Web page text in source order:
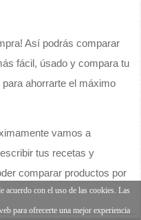
Así podrás comparar
fácil, úsado y compara tu
ahorrarte el máximo
vamos a
tus recetas y
comparar productos por
acuerdo con el uso de las cookies. Las
para ofrecerte una mejor experiencia